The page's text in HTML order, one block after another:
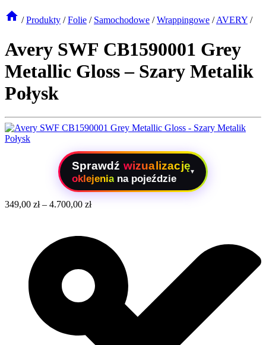
/ Produkty / Folie / Samochodowe / Wrappingowe / AVERY /
Avery SWF CB1590001 Grey
Metallic Gloss – Szary Metalik
Połysk
Sprawdź wizualizację
oklejenia na pojeździe
▾
349,00 zł– 4.700,00 zł